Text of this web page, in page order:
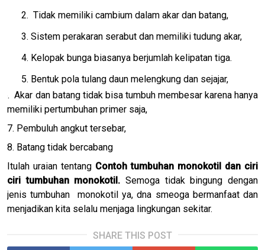
2. Tidak memiliki cambium dalam akar dan batang,
3. Sistem perakaran serabut dan memiliki tudung akar,
4. Kelopak bunga biasanya berjumlah kelipatan tiga.
5. Bentuk pola tulang daun melengkung dan sejajar,
6. Akar dan batang tidak bisa tumbuh membesar karena hanya
memiliki pertumbuhan primer saja,
7. Pembuluh angkut tersebar,
8. Batang tidak bercabang
Itulah uraian tentang Contoh tumbuhan monokotil dan ciri
ciri tumbuhan monokotil. Semoga tidak bingung dengan
jenis tumbuhan monokotil ya, dna smeoga bermanfaat dan
menjadikan kita selalu menjaga lingkungan sekitar.
SHARE THIS POST